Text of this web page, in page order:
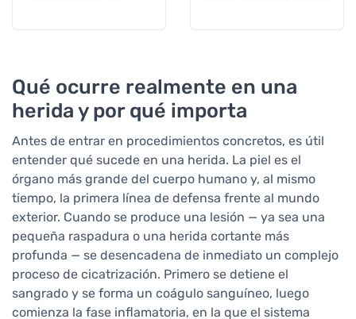
Qué ocurre realmente en una
herida y por qué importa
Antes de entrar en procedimientos concretos, es útil
entender qué sucede en una herida. La piel es el
órgano más grande del cuerpo humano y, al mismo
tiempo, la primera línea de defensa frente al mundo
exterior. Cuando se produce una lesión — ya sea una
pequeña raspadura o una herida cortante más
profunda — se desencadena de inmediato un complejo
proceso de cicatrización. Primero se detiene el
sangrado y se forma un coágulo sanguíneo, luego
comienza la fase inflamatoria, en la que el sistema